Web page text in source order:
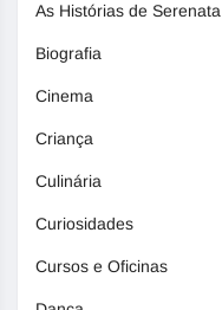
As Histórias de Serenata
Biografia
Cinema
Criança
Culinária
Curiosidades
Cursos e Oficinas